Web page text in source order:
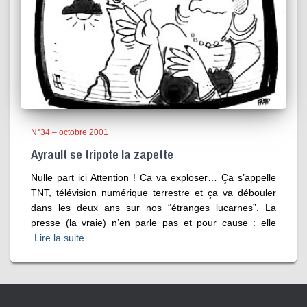
N°34 – octobre 2001
Ayrault se tripote la zapette
Nulle part ici Attention ! Ca va exploser… Ça s’appelle
TNT, télévision numérique terrestre et ça va débouler
dans les deux ans sur nos “étranges lucarnes”. La
presse (la vraie) n’en parle pas et pour cause : elle
Lire la suite